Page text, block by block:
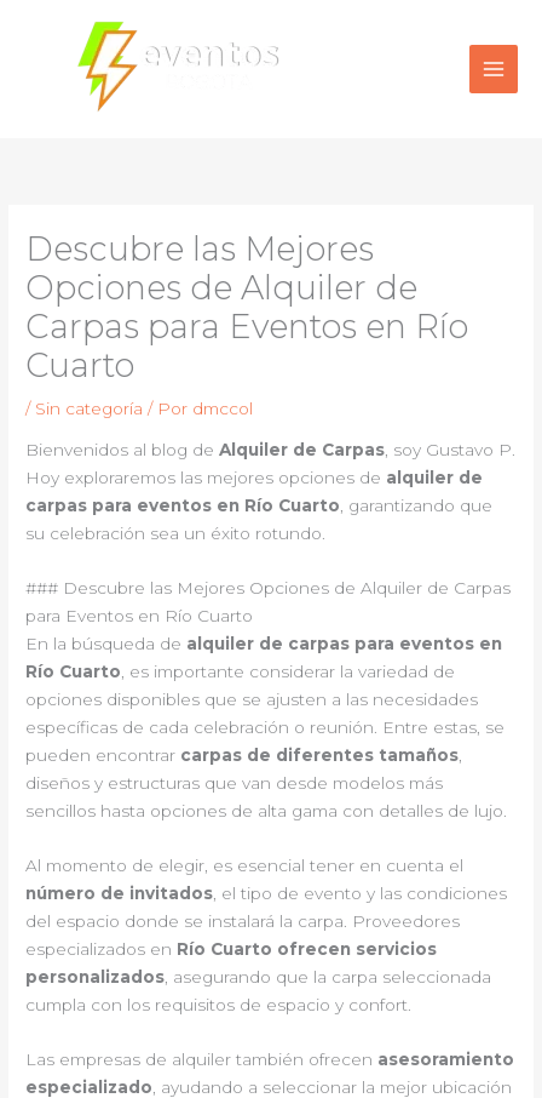
contenido
Descubre las Mejores
Opciones de Alquiler de
Carpas para Eventos en Río
Cuarto
/ Sin categoría / Por dmccol
Bienvenidos al blog deAlquiler de Carpas, soy Gustavo P.
Hoy exploraremos las mejores opciones de alquiler de
carpas para eventos en Río Cuarto, garantizando que
su celebración sea un éxito rotundo.
### Descubre las Mejores Opciones de Alquiler de Carpas
para Eventos en Río Cuarto
En la búsqueda de alquiler de carpas para eventos en
Río Cuarto , es importante considerar la variedad de
opciones disponibles que se ajusten a las necesidades
específicas de cada celebración o reunión. Entre estas, se
pueden encontrar carpas de diferentes tamaños
diseños y estructuras que van desde modelos más
sencillos hasta opciones de alta gama con detalles de lujo.
Al momento de elegir, es esencial tener en cuenta el
número de invitados , el tipo de evento y las condiciones
del espacio donde se instalará la carpa. Proveedores
especializados en Río Cuarto ofrecen servicios
personalizados , asegurando que la carpa seleccionada
cumpla con los requisitos de espacio y confort.
Las empresas de alquiler también ofrecen asesoramiento
especializado , ayudando a seleccionar la mejor ubicación